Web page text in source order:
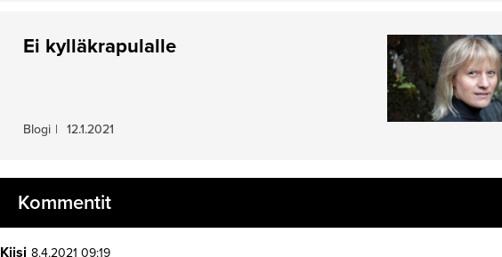
Ei kylläkrapulalle
Blogi | 12.1.2021
Kommentit
Kiisi 8.4.2021 09:19